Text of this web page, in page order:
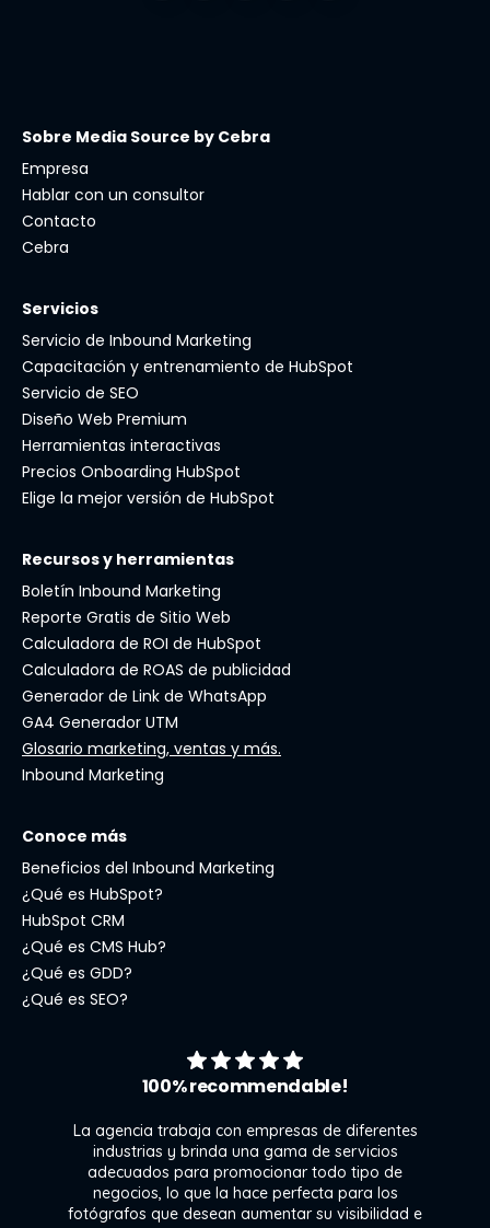
Sobre Media Source by Cebra
Empresa
Hablar con un consultor
Contacto
Cebra
Servicios
Servicio de Inbound Marketing
Capacitación y entrenamiento de HubSpot
Servicio de SEO
Diseño Web Premium
Herramientas interactivas
Precios Onboarding HubSpot
Elige la mejor versión de HubSpot
Recursos y herramientas
Boletín Inbound Marketing
Reporte Gratis de Sitio Web
Calculadora de ROI de HubSpot
Calculadora de ROAS de publicidad
Generador de Link de WhatsApp
GA4 Generador UTM
Glosario marketing, ventas y más.
Inbound Marketing
Conoce más
Beneficios del Inbound Marketing
¿Qué es HubSpot?
HubSpot CRM
¿Qué es CMS Hub?
¿Qué es GDD?
¿Qué es SEO?
100% recommendable!
La agencia trabaja con empresas de diferentes
industrias y brinda una gama de servicios
adecuados para promocionar todo tipo de
negocios, lo que la hace perfecta para los
fotógrafos que desean aumentar su visibilidad e